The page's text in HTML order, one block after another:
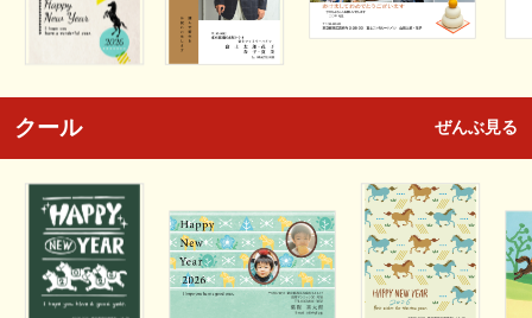
クール ぜんぶ見る